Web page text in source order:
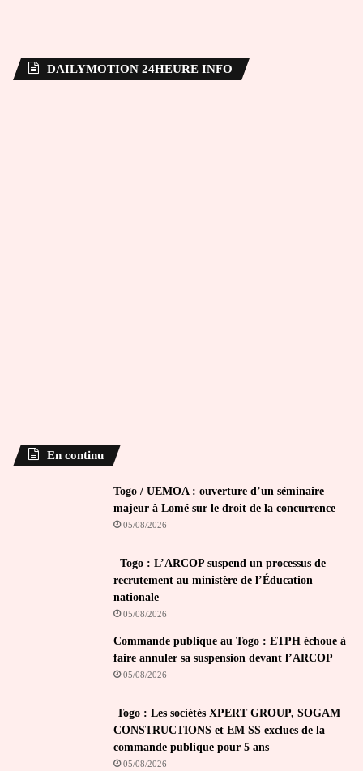
DAILYMOTION 24HEURE INFO
En continu
Togo / UEMOA : ouverture d’un séminaire
majeur à Lomé sur le droit de la concurrence
05/08/2026
Togo : L’ARCOP suspend un processus de
recrutement au ministère de l’Éducation
nationale
05/08/2026
Commande publique au Togo : ETPH échoue à
faire annuler sa suspension devant l’ARCOP
05/08/2026
Togo : Les sociétés XPERT GROUP, SOGAM
CONSTRUCTIONS et EM SS exclues de la
commande publique pour 5 ans
05/08/2026